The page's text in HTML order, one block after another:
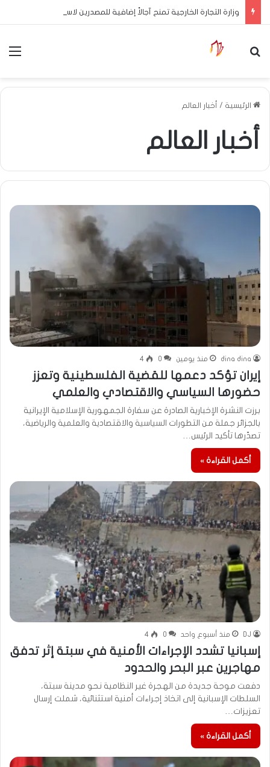
بحث عن
الرئيسية / أخبار العالم
أخبار العالم
dina dina منذ يومين 0
4
إيران تؤكد دعمها للقضية الفلسطينية وتعزز
حضورها السياسي والاقتصادي والعلمي
برزت النشرة الإخبارية الصادرة عن سفارة الجمهورية الإسلامية الإيرانية
بالجزائر جملة من التطورات السياسية والاقتصادية والعلمية والرياضية،
تصدّرها تأكيد الرئيس…
أكمل القراءة »
DJ منذ أسبوع واحد 0
4
إسبانيا تشدد الإجراءات الأمنية في سبتة إثر تدفق
مهاجرين عبر البحر والحدود
دفعت موجة جديدة من الهجرة غير النظامية نحو مدينة سبتة،
السلطات الإسبانية إلى اتخاذ إجراءات أمنية استثنائية، شملت إرسال
تعزيزات…
أكمل القراءة »